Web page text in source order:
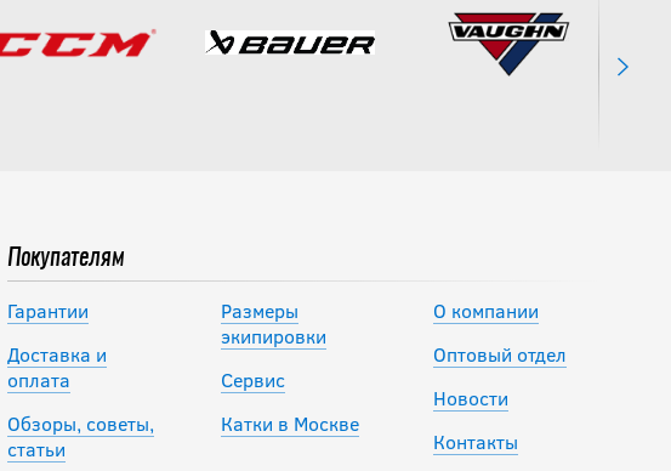
Покупателям
Гарантии
Доставка и
оплата
Обзоры, советы,
статьи
Размеры
экипировки
Сервис
Катки в Москве
О компании
Оптовый отдел
Новости
Контакты